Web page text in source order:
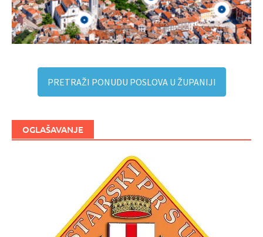
PRETRAŽI PONUDU POSLOVA U ŽUPANIJI
OGLAŠAVANJE